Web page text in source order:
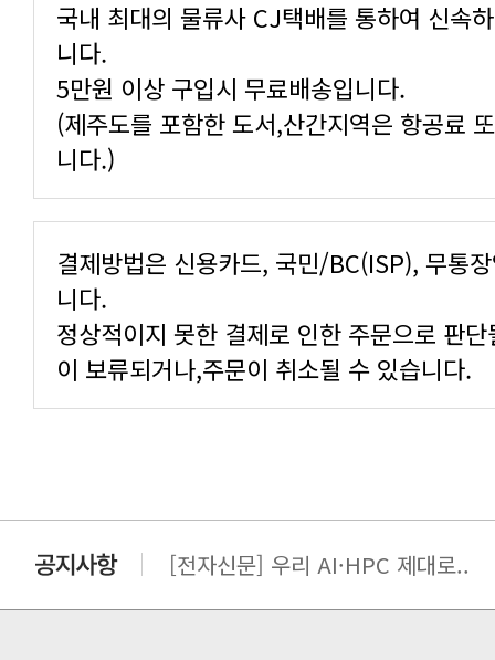
니다.
5만원 이상 구입시 무료배송입니다.
니다.)
니다.
이 보류되거나,주문이 취소될 수 있습니다.
[전자신문] 우리 AI·HPC 제대로..